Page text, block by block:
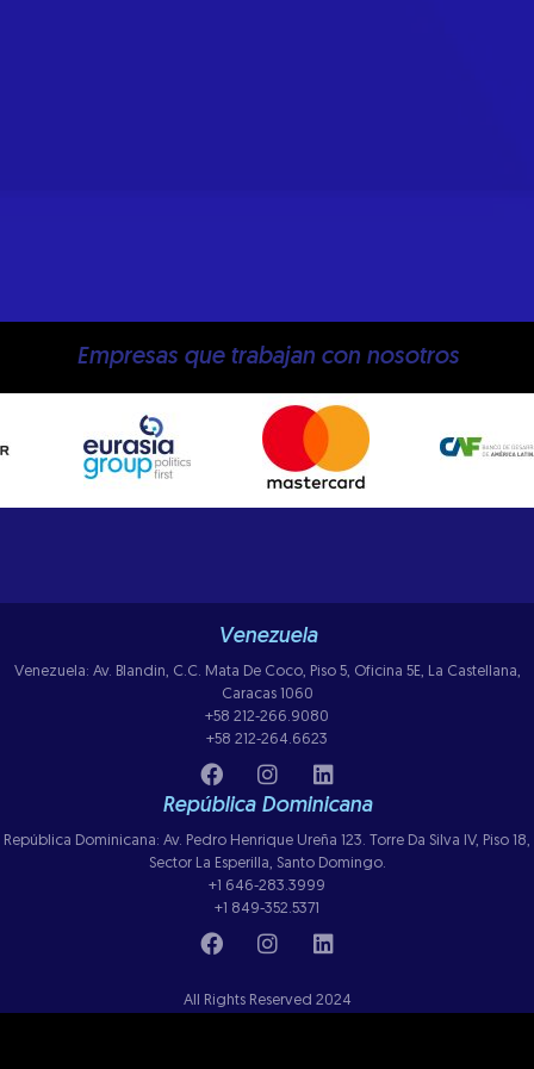
Empresas que trabajan con nosotros
Venezuela
Venezuela: Av. Blandin, C.C. Mata De Coco, Piso 5, Oficina 5E, La Castellana,
Caracas 1060
+58 212-266.9080
+58 212-264.6623
República Dominicana
República Dominicana: Av. Pedro Henrique Ureña 123. Torre Da Silva IV, Piso 18,
Sector La Esperilla, Santo Domingo.
+1 646-283.3999
+1 849-352.5371
All Rights Reserved 2024